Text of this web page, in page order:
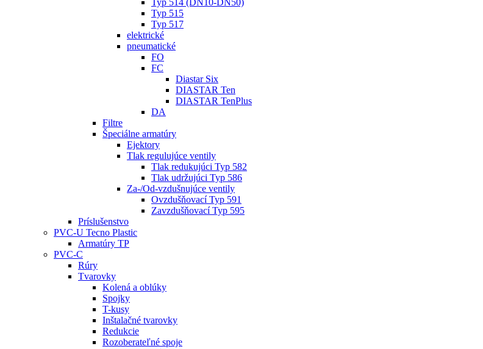
Typ 514 (DN10-DN50)
Typ 515
Typ 517
elektrické
pneumatické
FO
FC
Diastar Six
DIASTAR Ten
DIASTAR TenPlus
DA
Filtre
Špeciálne armatúry
Ejektory
Tlak regulujúce ventily
Tlak redukujúci Typ 582
Tlak udržujúci Typ 586
Za-/Od-vzdušnujúce ventily
Ovzdušňovací Typ 591
Zavzdušňovací Typ 595
Príslušenstvo
PVC-U Tecno Plastic
Armatúry TP
PVC-C
Rúry
Tvarovky
Kolená a oblúky
Spojky
T-kusy
Inštalačné tvarovky
Redukcie
Rozoberateľné spoje